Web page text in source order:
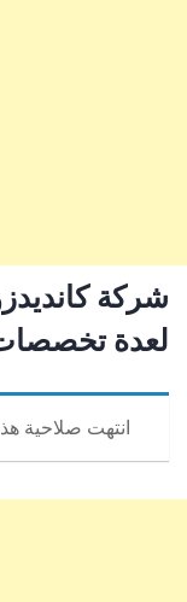
شركة
لعدة
انتهت صلاحية